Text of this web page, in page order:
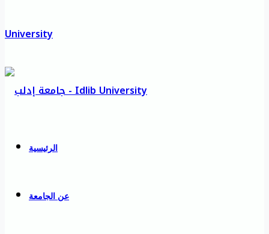
الرئيسية
عن الجامعة